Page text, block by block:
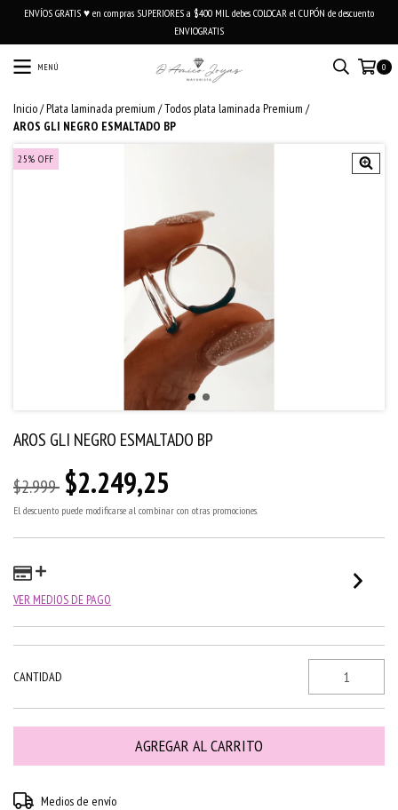
ENVÍOS GRATIS ♥ en compras SUPERIORES a $400 MIL debes COLOCAR el CUPÓN de descuento
ENVIOGRATIS
MENÚ 0
Inicio/Plata laminada premium /Todos plata laminada Premium /
AROS GLI NEGRO ESMALTADO BP
25% OFF
AROS GLI NEGRO ESMALTADO BP
$2.999 $2.249,25
El descuento puede modificarse al combinar con otras promociones.
VER MEDIOS DE PAGO
CANTIDAD
Entregas para el CP:
Medios de envío